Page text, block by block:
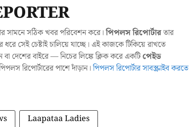
সামনে সঠিক খবর পরিবেশন করে।পিপলস রিপোর্টারতার
সেই চেষ্টাই চালিয়ে যাচ্ছে। এই কাজকে টিকিয়ে রাখতে
দেশের বাইরে — নিচের লিঙ্কে ক্লিক করে একটিপেইড
রিপোর্টারের পাশে দাঁড়ান।পিপলস রিপোর্টার সাবস্ক্রাইব করতে
Laapataa Ladies